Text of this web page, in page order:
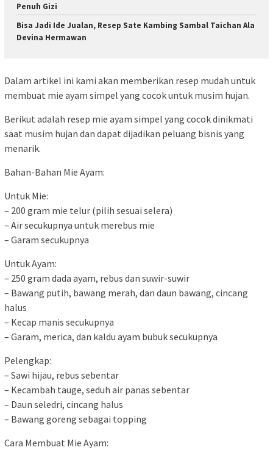
Penuh Gizi
Bisa Jadi Ide Jualan, Resep Sate Kambing Sambal Taichan Ala
Devina Hermawan
Dalam artikel ini kami akan memberikan resep mudah untuk
membuat mie ayam simpel yang cocok untuk musim hujan.
Berikut adalah resep mie ayam simpel yang cocok dinikmati
saat musim hujan dan dapat dijadikan peluang bisnis yang
menarik.
Bahan-Bahan Mie Ayam:
Untuk Mie:
– 200 gram mie telur (pilih sesuai selera)
– Air secukupnya untuk merebus mie
– Garam secukupnya
Untuk Ayam:
– 250 gram dada ayam, rebus dan suwir-suwir
– Bawang putih, bawang merah, dan daun bawang, cincang
halus
– Kecap manis secukupnya
– Garam, merica, dan kaldu ayam bubuk secukupnya
Pelengkap:
– Sawi hijau, rebus sebentar
– Kecambah tauge, seduh air panas sebentar
– Daun seledri, cincang halus
– Bawang goreng sebagai topping
Cara Membuat Mie Ayam: